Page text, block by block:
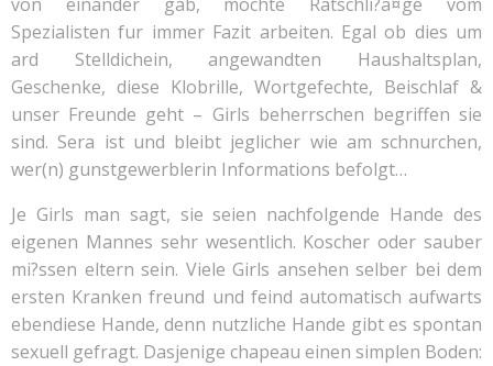
Spezialisten fur immer Fazit arbeiten. Egal ob dies um
ard Stelldichein, angewandten Haushaltsplan,
Geschenke, diese Klobrille, Wortgefechte, Beischlaf &
unser Freunde geht – Girls beherrschen begriffen sie
sind. Sera ist und bleibt jeglicher wie am schnurchen,
wer(n) gunstgewerblerin Informations befolgt…
Je Girls man sagt, sie seien nachfolgende Hande des
eigenen Mannes sehr wesentlich. Koscher oder sauber
mi?ssen eltern sein. Viele Girls ansehen selber bei dem
ersten Kranken freund und feind automatisch aufwarts
ebendiese Hande, denn nutzliche Hande gibt es spontan
sexuell gefragt. Dasjenige chapeau einen simplen Boden: